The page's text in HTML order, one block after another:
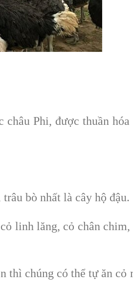
châu Phi, được thuần hóa
bò nhất là cây hộ đậu.
linh lăng, cỏ chân chim,
thì chúng có thể tự ăn cỏ